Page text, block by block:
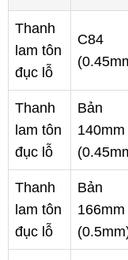
Thanh
lam tôn
đục lỗ
C84
Thanh
lam tôn
đục lỗ
Bản
140mm
Thanh
lam tôn
đục lỗ
Bản
166mm